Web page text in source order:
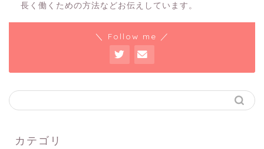
長く働くための方法などお伝えしています。
＼ Follow me ／
カテゴリ